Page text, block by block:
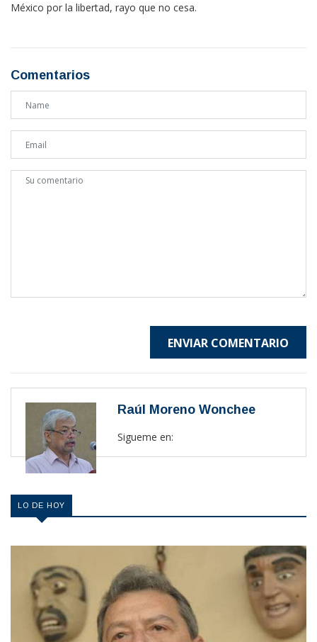
México por la libertad, rayo que no cesa.
Comentarios
ENVIAR COMENTARIO
Raúl Moreno Wonchee
Sigueme en:
LO DE HOY